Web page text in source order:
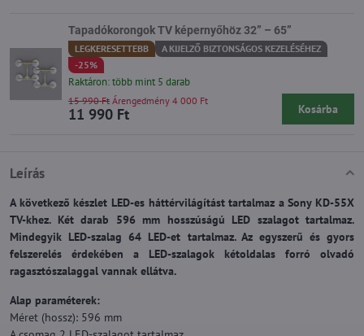
Leírás
A következő készlet LED-es háttérvilágítást tartalmaz a Sony KD-55X
TV-khez. Két darab 596 mm hosszúságú LED szalagot tartalmaz.
Mindegyik LED-szalag 64 LED-et tartalmaz. Az egyszerű és gyors
felszerelés érdekében a LED-szalagok kétoldalas forró olvadó
ragasztószalaggal vannak ellátva.
Alap paraméterek:
Méret (hossz): 596 mm
Tapadókorongok TV képernyőhöz 32” – 65”
LEGKERESETTEBB
A KIJELZŐ BIZTONSÁGOS KEZELÉSÉHEZ
-25%
Raktáron: több mint 5 darab
11 990 Ft
15 990 Ft Árengedmény 4 000 Ft
Kosárba